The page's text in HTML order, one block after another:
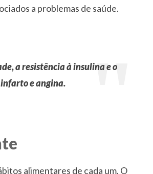
a problemas de saúde.
a resistência à insulina e o
e angina.
alimentares de cada um. O